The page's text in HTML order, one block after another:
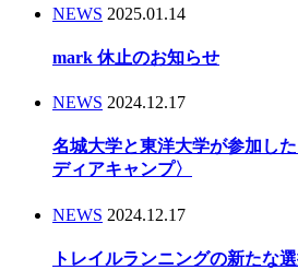
NEWS 2025.01.14
mark 休止のお知らせ
NEWS 2024.12.17
名城大学と東洋大学が参加し
ディアキャンプ〉
NEWS 2024.12.17
トレイルランニングの新たな